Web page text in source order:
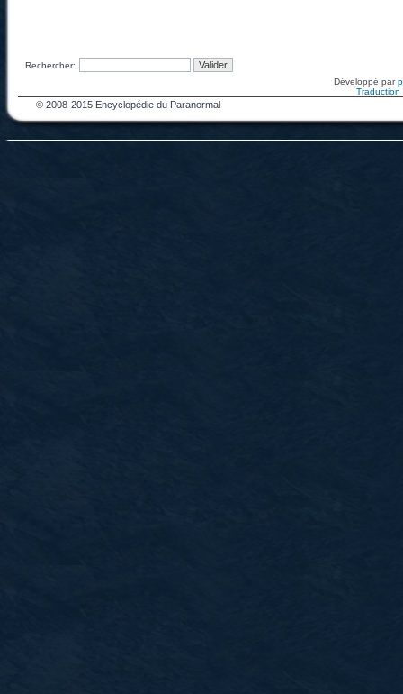
Rechercher:
Développé par
Traduction
© 2008-2015 Encyclopédie du Paranormal